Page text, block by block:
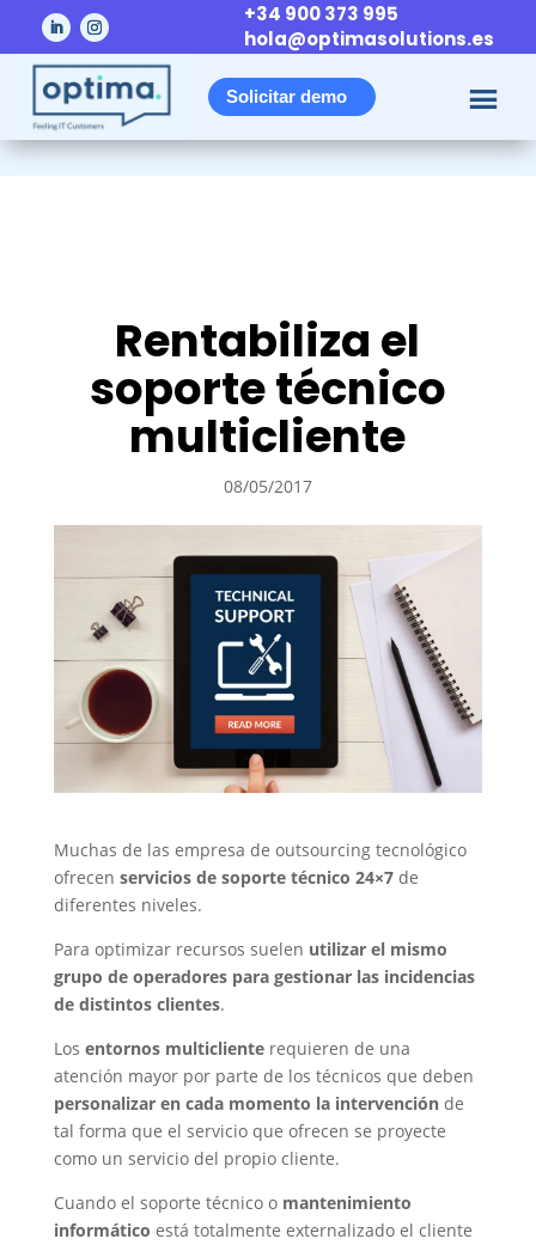
+34 900 373 995
hola@optimasolutions.es
Solicitar demo
Rentabiliza el
soporte técnico
multicliente
08/05/2017
Muchas de las empresa de outsourcing tecnológico
ofrecen servicios de soporte técnico 24×7de
diferentes niveles.
Para optimizar recursos suelen utilizar el mismo
grupo de operadores para gestionar las incidencias
de distintos clientes.
Los entornos multiclienterequieren de una
atención mayor por parte de los técnicos que deben
personalizar en cada momento la intervenciónde
tal forma que el servicio que ofrecen se proyecte
como un servicio del propio cliente.
Cuando el soporte técnico o mantenimiento
informático está totalmente externalizado el cliente